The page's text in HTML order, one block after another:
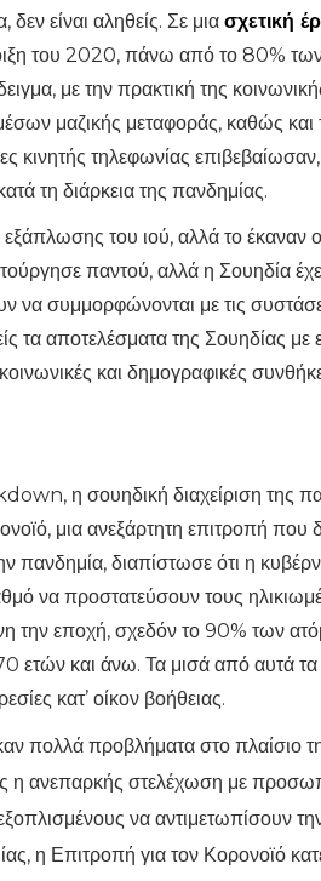
δεν είναι αληθείς. Σε μια σχετική
του 2020, πάνω από το 80%
με την πρακτική της
μαζικής μεταφοράς, καθώς και
κινητής τηλεφωνίας επιβεβαίωσαν,
τη διάρκεια της πανδημίας.
του ιού, αλλά το έκαναν
παντού, αλλά η Σουηδία
να συμμορφώνονται με τις
τα αποτελέσματα της Σουηδίας με
και δημογραφικές
η σουηδική διαχείριση της
μια ανεξάρτητη επιτροπή που
πανδημία, διαπίστωσε ότι η
να προστατεύσουν τους
την εποχή, σχεδόν το 90% των
ετών και άνω. Τα μισά από αυτά
κατ’ οίκον βοήθειας.
πολλά προβλήματα στο πλαίσιο
η ανεπαρκής στελέχωση με
να αντιμετωπίσουν
η Επιτροπή για τον Κορονοϊό